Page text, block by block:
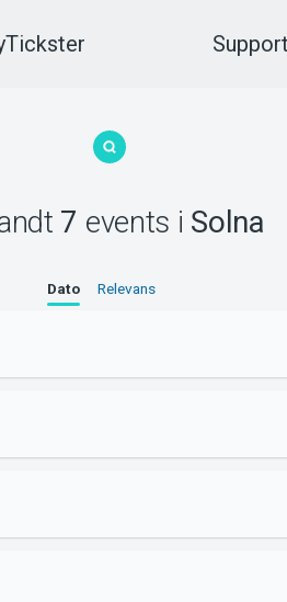
Support
7 events i Solna
Dato Relevans